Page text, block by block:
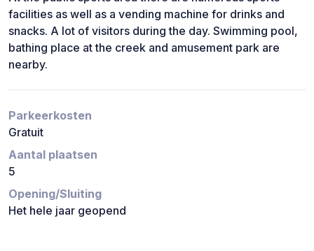
facilities as well as a vending machine for drinks and
snacks. A lot of visitors during the day. Swimming pool,
bathing place at the creek and amusement park are
nearby.
Parkeerkosten
Gratuit
Aantal plaatsen
5
Opening/Sluiting
Het hele jaar geopend